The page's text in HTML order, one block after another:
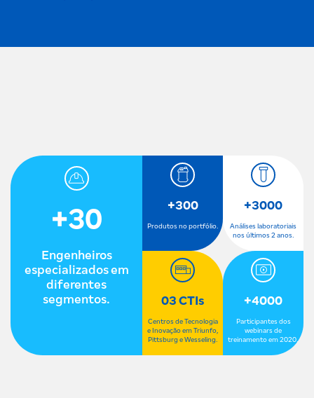
+30
Engenheiros
especializados em
diferentes
segmentos.
+300
Produtos no portfólio.
+3000
Análises laboratoriais
nos últimos 2 anos.
03 CTIs
Centros de Tecnologia
e Inovação em Triunfo,
Pittsburg e Wesseling.
+4000
Participantes dos
webinars de
treinamento em 2020.